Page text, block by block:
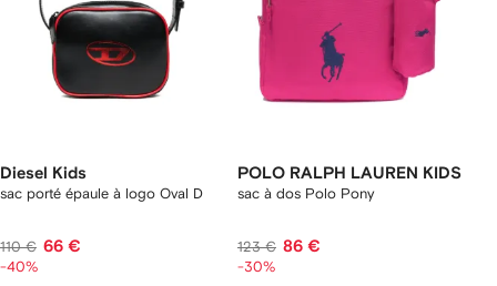
Diesel Kids
sac porté épaule à logo Oval D
110 € 66 €
-40%
POLO RALPH LAUREN KIDS
sac à dos Polo Pony
123 € 86 €
-30%